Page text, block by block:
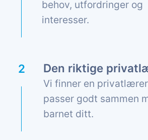
behov, utfordringer og
interesser.
Den riktige
Vi finner en
passer godt sammen
barnet ditt.